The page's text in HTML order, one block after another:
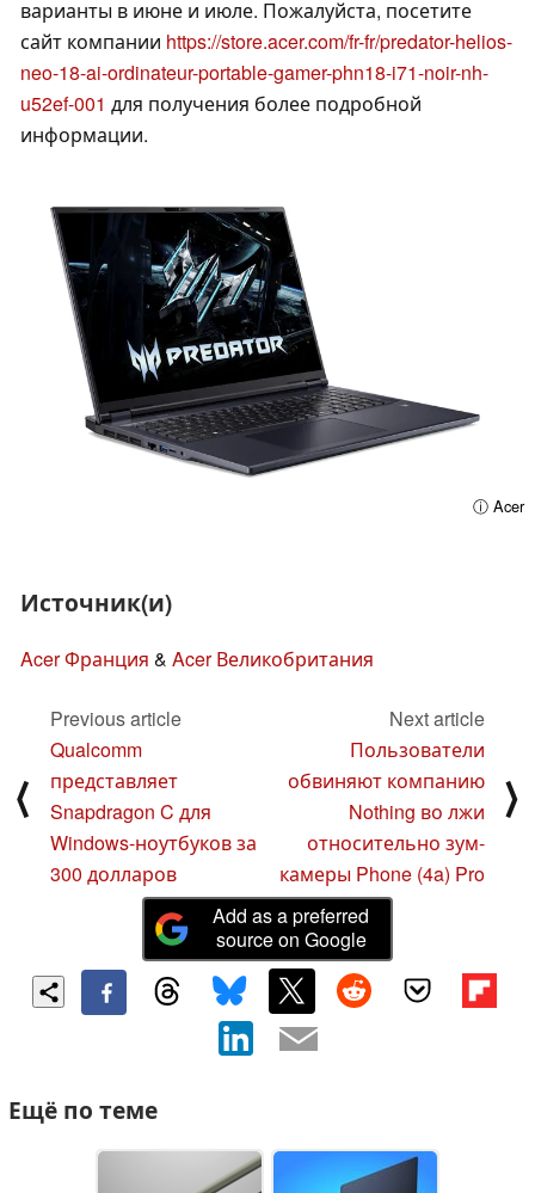
варианты в июне и июле. Пожалуйста, посетите
сайт компании https://store.acer.com/fr-fr/predator-helios-
neo-18-ai-ordinateur-portable-gamer-phn18-i71-noir-nh-
u52ef-001 для получения более подробной
информации.
ⓘ Acer
Источник(и)
Acer Франция & Acer Великобритания
⟨
Previous article
Qualcomm
представляет
Snapdragon C для
Windows-ноутбуков за
300 долларов
Next article
Пользователи
обвиняют компанию
Nothing во лжи
относительно зум-
камеры Phone (4a) Pro
⟩
Add as a preferred
source on Google
Ещё по теме